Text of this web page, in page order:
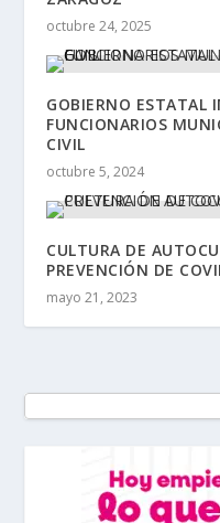
octubre 24, 2025
GOBIERNO ESTATAL
FUNCIONARIOS
CIVIL
octubre 5, 2024
CULTURA DE
PREVENCIÓN DE
mayo 21, 2023